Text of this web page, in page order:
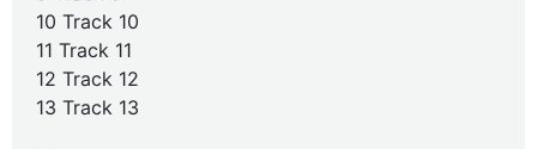
10 Track 10
11 Track 11
12 Track 12
13 Track 13